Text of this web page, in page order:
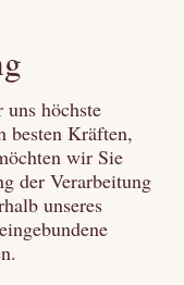
höchste
besten Kräften,
wir Sie
der Verarbeitung
unseres